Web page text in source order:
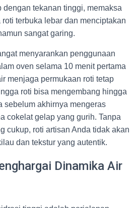
tekanan tinggi, memaksa
roti terbuka lebar dan menciptakan
sangat garing.
menyarankan penggunaan
oven selama 10 menit pertama
menjaga permukaan roti tetap
roti bisa mengembang hingga
sebelum akhirnya mengeras
cokelat gelap yang gurih. Tanpa
cukup, roti artisan Anda tidak akan
dan tekstur yang autentik.
Dinamika Air